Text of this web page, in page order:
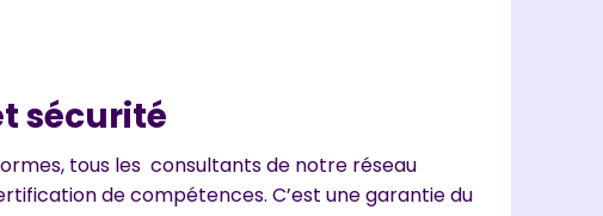
sécurité
tous les consultants de notre réseau
de compétences. C’est une garantie du